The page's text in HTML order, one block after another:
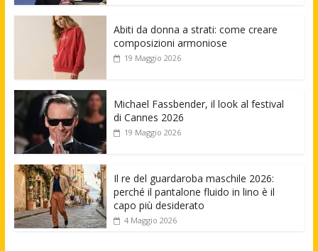
Abiti da donna a strati: come creare
composizioni armoniose
19 Maggio 2026
Michael Fassbender, il look al festival
di Cannes 2026
19 Maggio 2026
Il re del guardaroba maschile 2026:
perché il pantalone fluido in lino è il
capo più desiderato
4 Maggio 2026